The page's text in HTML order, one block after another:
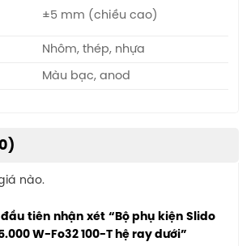
±5 mm (chiều cao)
Nhôm, thép, nhựa
Màu bạc, anod
nào.
tiên nhận xét “Bộ phụ kiện Slido
W-Fo32 100-T hệ ray dưới”